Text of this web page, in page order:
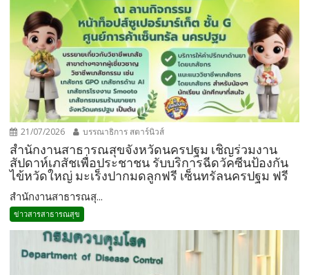
21/07/2026 บรรณาธิการ สตาร์นิวส์
สำนักงานสาธารณสุขจังหวัดนครปฐม เชิญร่วมงาน
สัปดาห์เภสัชเพื่อประชาชน รับบริการฉีดวัคซีนป้องกัน
ไข้หวัดใหญ่ มะเร็งปากมดลูกฟรี เซ็นทรัลนครปฐม ฟรี
สำนักงานสาธารณสุ...
ข่าวสารสาธารณสุข